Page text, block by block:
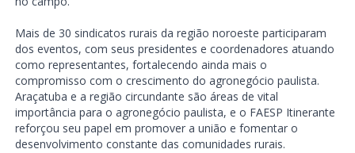
Mais de 30 sindicatos rurais da região noroeste participaram
dos eventos, com seus presidentes e coordenadores atuando
como representantes, fortalecendo ainda mais o
compromisso com o crescimento do agronegócio paulista.
Araçatuba e a região circundante são áreas de vital
importância para o agronegócio paulista, e o FAESP Itinerante
reforçou seu papel em promover a união e fomentar o
desenvolvimento constante das comunidades rurais.